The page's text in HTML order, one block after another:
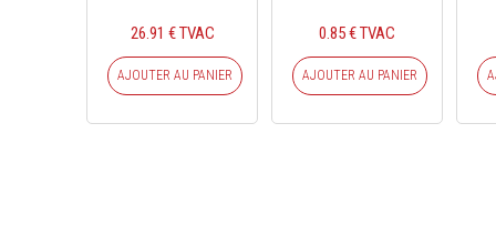
26.91 € TVAC
AJOUTER AU PANIER
0.85 € TVAC
AJOUTER AU PANIER